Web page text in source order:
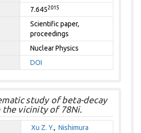
7.6452015
Scientific paper,
proceedings
Nuclear Physics
DOI
study of beta-decay
vicinity of 78Ni.
Xu Z. Y.,Nishimura